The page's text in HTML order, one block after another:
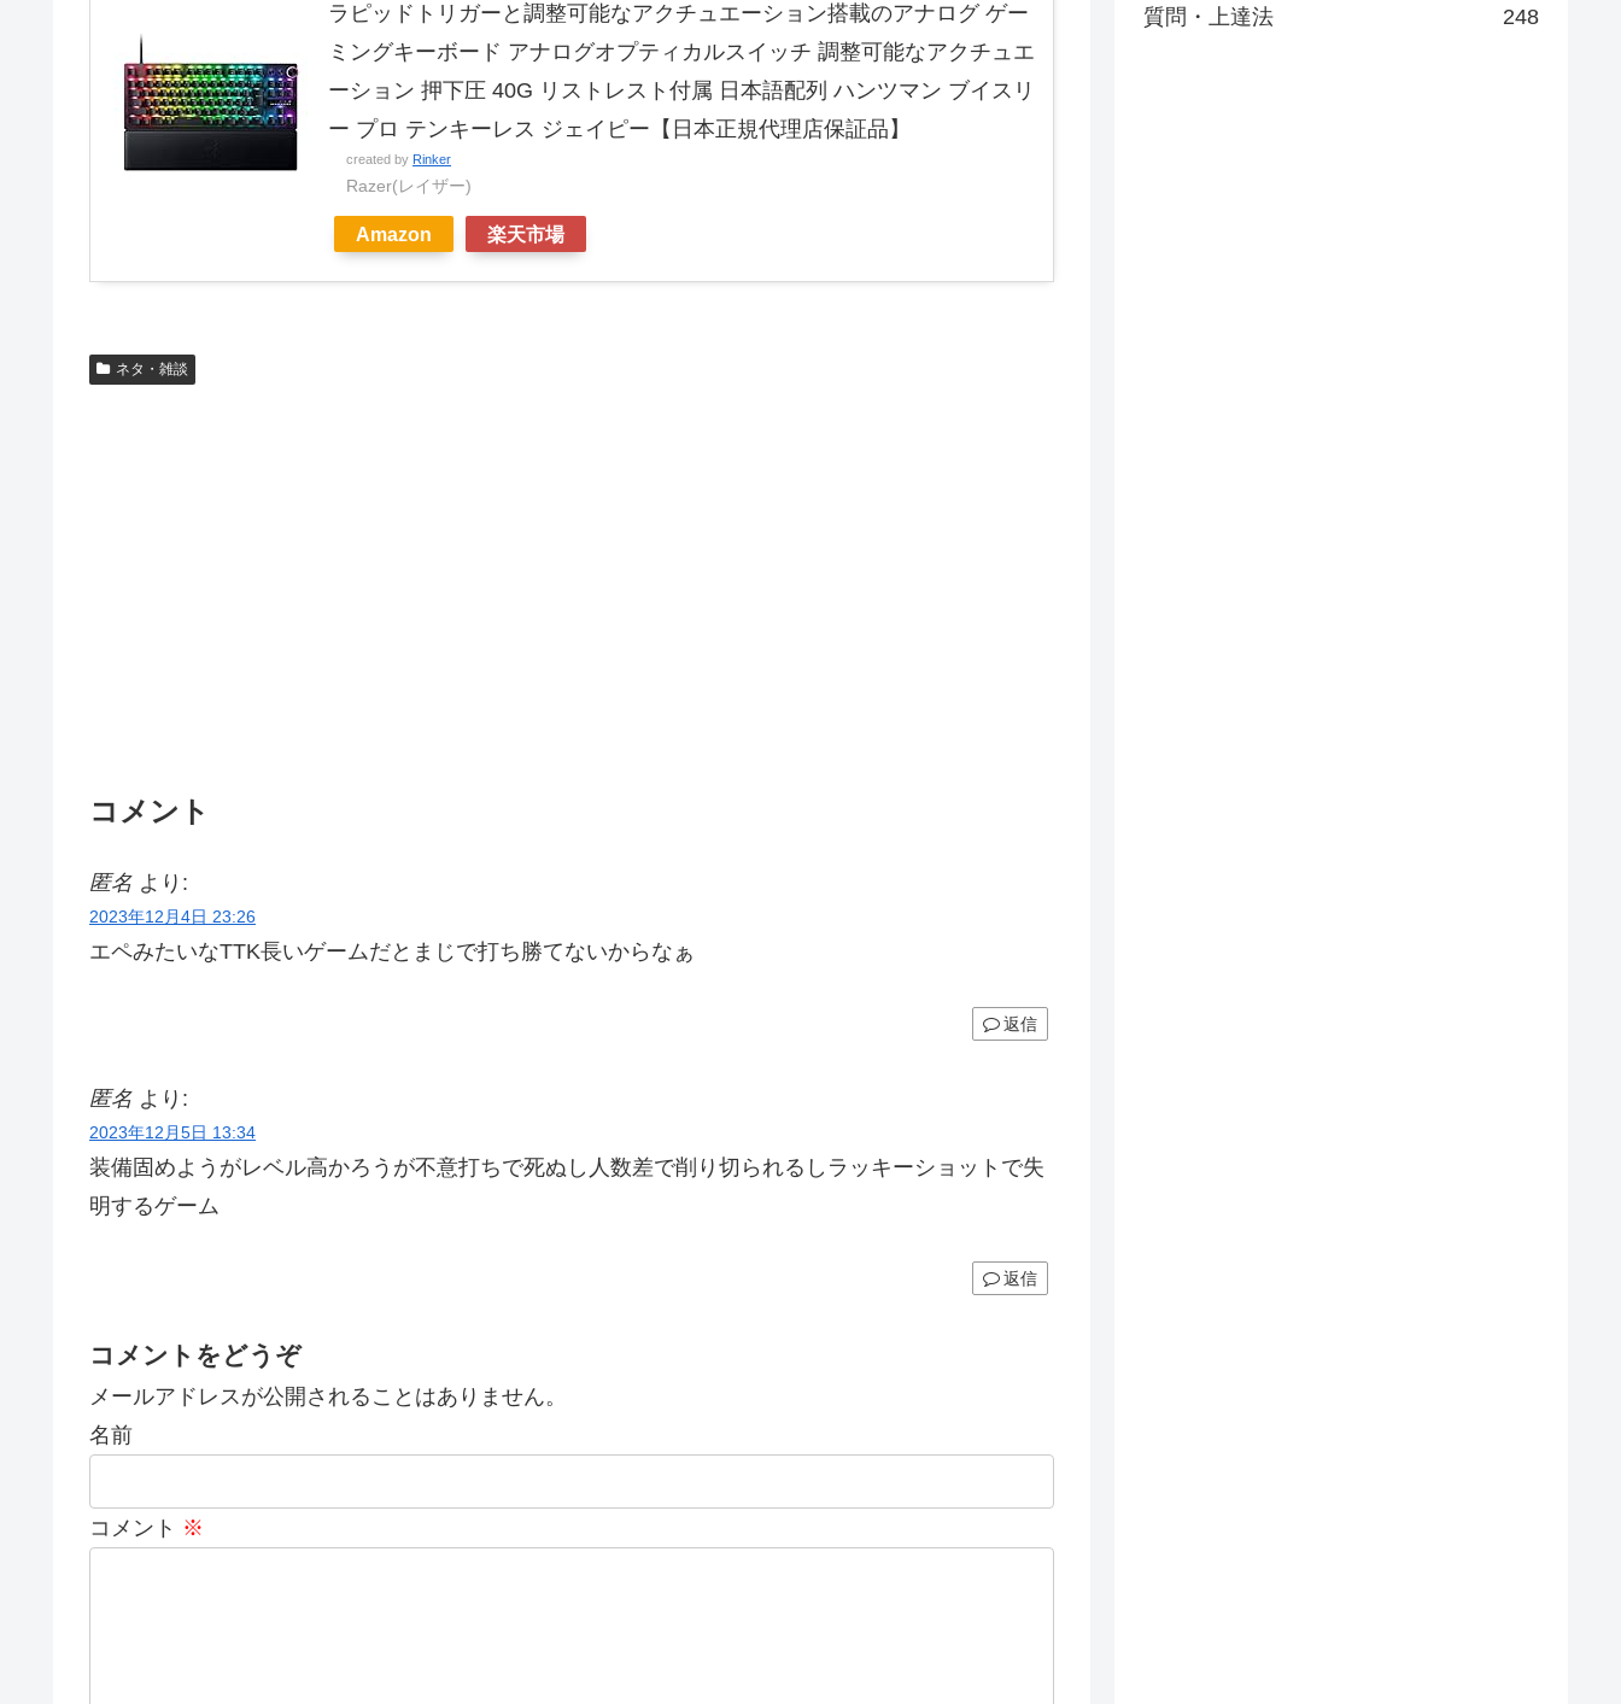
ラピッドトリガーと調整可能なアクチュエーション搭載のアナログ ゲー
ミングキーボード アナログオプティカルスイッチ 調整可能なアクチュエ
ーション 押下圧 40G リストレスト付属 日本語配列 ハンツマン ブイスリ
ー プロ テンキーレス ジェイピー【日本正規代理店保証品】
created by Rinker
Razer(レイザー)
Amazon 楽天市場
ネタ・雑談
コメント
匿名 より:
2023年12月4日 23:26
エペみたいなTTK長いゲームだとまじで打ち勝てないからなぁ
返信
匿名 より:
2023年12月5日 13:34
装備固めようがレベル高かろうが不意打ちで死ぬし人数差で削り切られるしラッキーショットで失
明するゲーム
返信
コメントをどうぞ
メールアドレスが公開されることはありません。
名前
コメント ※
質問・上達法 248